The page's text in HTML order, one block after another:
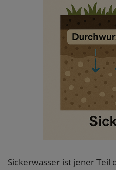
Sickerwasser ist jener Teil